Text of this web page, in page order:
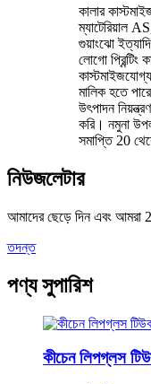
কালার
ম্যাটেরিয়াল
গুয়াংঝো
লোগো প্রিন্টিং
মালিক হতে
উৎপাদন
করি। নমুনা
সমাপ্তি 20
নিউজলেটার
আমাদের ছেড়ে দিন এবং আমরা
তদন্ত
পণ্য সুপারিশ
কীচেন লিপগ্লস